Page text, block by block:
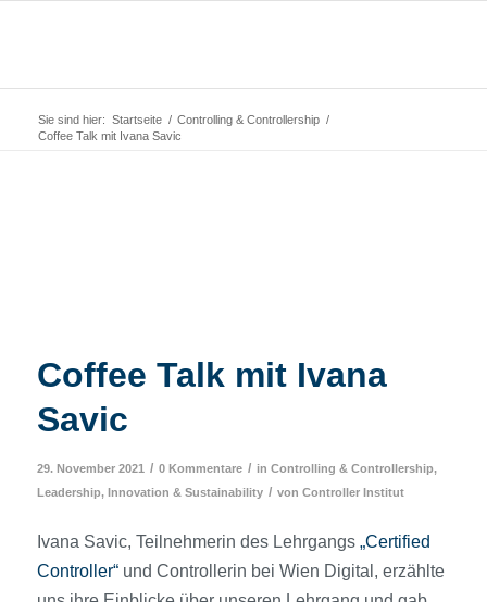
Sie sind hier: Startseite / Controlling & Controllership /
Coffee Talk mit Ivana Savic
Coffee Talk mit Ivana
Savic
29. November 2021 / 0 Kommentare / in Controlling & Controllership,
Leadership, Innovation & Sustainability / von Controller Institut
Ivana Savic, Teilnehmerin des Lehrgangs „Certified
Controller“und Controllerin bei Wien Digital, erzählte